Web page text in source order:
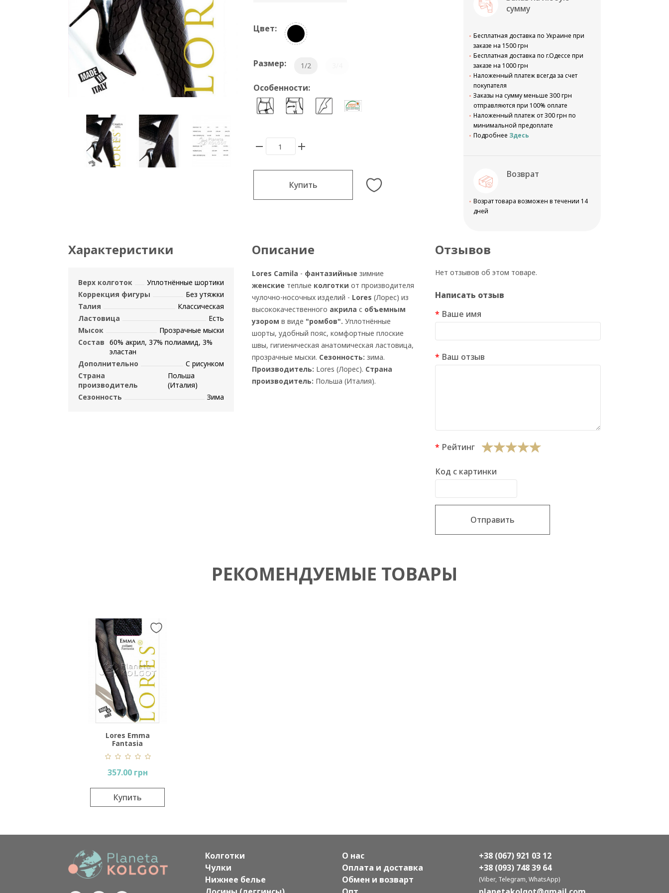
Цвет:
Размер: 1/2
Особенности:
Купить
сумму
Бесплатная доставка по Украине при
заказе на 1500 грн
Бесплатная доставка по г.Одессе при
заказе на 1000 грн
Наложенный платеж всегда за счет
покупателя
Заказы на сумму меньше 300 грн
отправляются при 100% оплате
Наложенный платеж от 300 грн по
минимальной предоплате
Подробнее Здесь
Возврат
Возрат товара возможен в течении 14
дней
Характеристики
Верх колготок
Уплотнённые шортики
Коррекция фигуры
Без утяжки
Талия
Классическая
Ластовица
Есть
Мысок
Прозрачные мыски
Состав 60% акрил, 37% полиамид, 3%
эластан
Дополнительно
С рисунком
Страна
производитель
Польша
(Италия)
Сезонность
Зима
Описание
Lores Camila - фантазийные зимние
женские теплые колготки от производителя
чулочно-носочных изделий - Lores (Лорес) из
высококачественного акрила с объемным
узором в виде "ромбов". Уплотнённые
шорты, удобный пояс, комфортные плоские
швы, гигиеническая анатомическая ластовица,
прозрачные мыски. Сезонность: зима.
Производитель: Lores (Лорес). Страна
производитель: Польша (Италия).
Отзывов
Нет отзывов об этом товаре.
Написать отзыв
Ваше имя
Ваш отзыв
Рейтинг
Код с картинки
Отправить
РЕКОМЕНДУЕМЫЕ ТОВАРЫ
Lores Emma
Fantasia
357.00 грн
Купить
Колготки
Чулки
Нижнее белье
О нас
Оплата и доставка
Обмен и возварт
+38 (067) 921 03 12
+38 (093) 748 39 64
(Viber, Telegram, WhatsApp)